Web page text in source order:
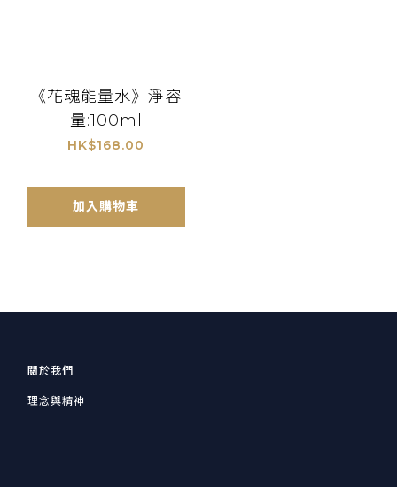
《花魂能量水》淨容
量:100ml
HK$168.00
加入購物車
關於我們
理念與精神